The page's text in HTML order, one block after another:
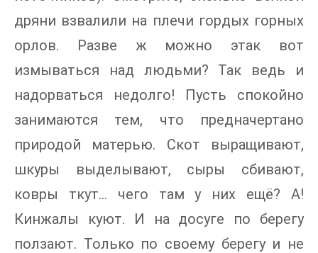
дряни взвалили на плечи гордых горных
орлов. Разве ж можно этак вот
измываться над людьми? Так ведь и
надорваться недолго! Пусть спокойно
занимаются тем, что предначертано
природой матерью. Скот выращивают,
шкуры выделывают, сыры сбивают,
ковры ткут... чего там у них ещё? А!
Кинжалы куют. И на досуге по берегу
ползают. Только по своему берегу и не